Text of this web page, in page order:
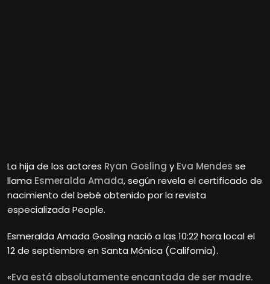
La hija de los actores Ryan Gosling y Eva Mendes se
llama Esmeralda Amada, según revela el certificado de
nacimiento del bebé obtenido por la revista
especializada People.
Esmeralda Amada Gosling nació a las 10:22 hora local el
12 de septiembre en Santa Mónica (California).
«Eva está absolutamente encantada de ser madre.